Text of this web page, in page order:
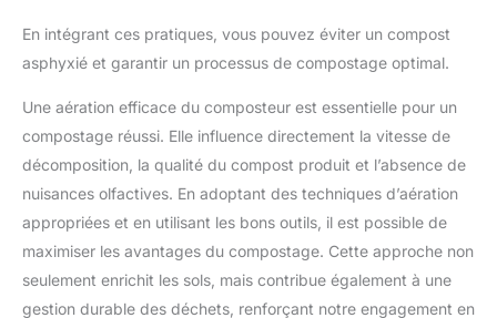
En intégrant ces pratiques, vous pouvez éviter un compost
asphyxié et garantir un processus de compostage optimal.
Une aération efficace du composteur est essentielle pour un
compostage réussi. Elle influence directement la vitesse de
décomposition, la qualité du compost produit et l’absence de
nuisances olfactives. En adoptant des techniques d’aération
appropriées et en utilisant les bons outils, il est possible de
maximiser les avantages du compostage. Cette approche non
seulement enrichit les sols, mais contribue également à une
gestion durable des déchets, renforçant notre engagement en